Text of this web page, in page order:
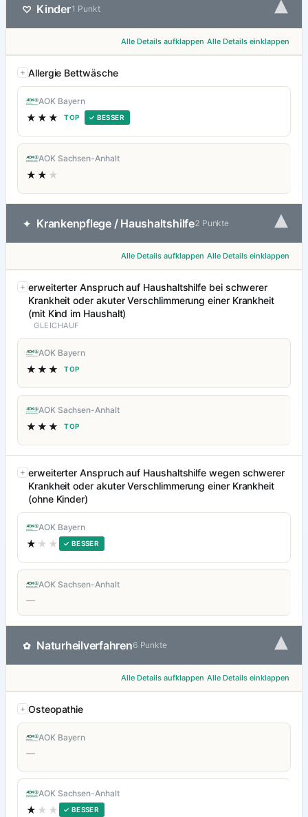
♡ Kinder1 Punkt ▾
Alle Details aufklappen Alle Details einklappen
Allergie Bettwäsche
AOK Bayern
★★★ TOP ✓ BESSER
AOK Sachsen-Anhalt
★★ ★
✦ Krankenpflege / Haushaltshilfe2 Punkte ▾
Alle Details aufklappen Alle Details einklappen
erweiterter Anspruch auf Haushaltshilfe bei schwerer
Krankheit oder akuter Verschlimmerung einer Krankheit
(mit Kind im Haushalt)
GLEICHAUF
AOK Bayern
★★★ TOP
AOK Sachsen-Anhalt
★★★ TOP
erweiterter Anspruch auf Haushaltshilfe wegen schwerer
Krankheit oder akuter Verschlimmerung einer Krankheit
(ohne Kinder)
AOK Bayern
★ ★★ ✓ BESSER
AOK Sachsen-Anhalt
—
✿ Naturheilverfahren6 Punkte ▾
Alle Details aufklappen Alle Details einklappen
Osteopathie
AOK Bayern
—
AOK Sachsen-Anhalt
★ ★★ ✓ BESSER